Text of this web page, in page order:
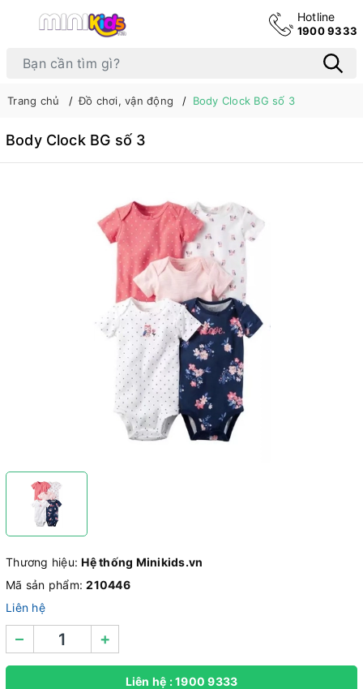
Hotline
1900 9333
Trang chủ Đồ chơi, vận động Body Clock BG số 3
Body Clock BG số 3
Thương hiệu:Hệ thống Minikids.vn
Mã sản phẩm:210446
Liên hệ
– +
Liên hệ : 1900 9333